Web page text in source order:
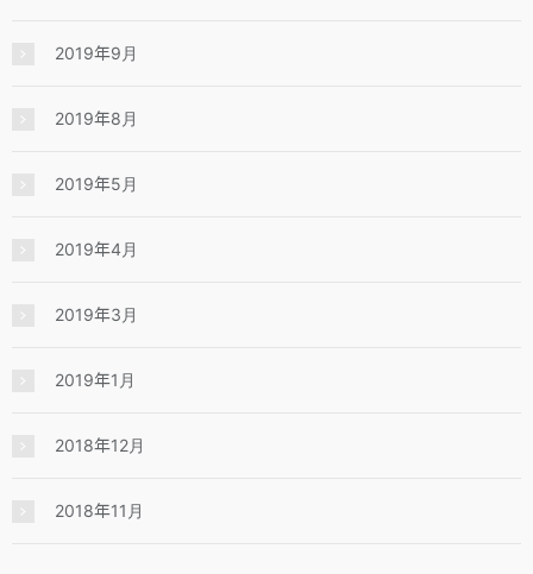
2019年9月
2019年8月
2019年5月
2019年4月
2019年3月
2019年1月
2018年12月
2018年11月